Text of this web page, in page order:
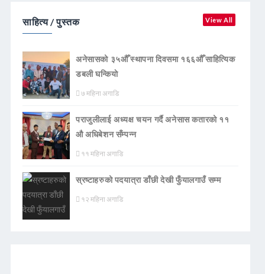
साहित्य / पुस्तक View All
अनेसासको ३५औँ स्थापना दिवसमा १६६औँ साहित्यिक
डबली घन्कियाे
७ महिना अगाडि
पराजुलीलाई अध्यक्ष चयन गर्दै अनेसास कतारको ११
औ अधिबेशन सँम्पन्न
११ महिना अगाडि
स्रष्टाहरुको पदयात्रा डाँछी देखी फुँयालगाउँ सम्म
१२ महिना अगाडि